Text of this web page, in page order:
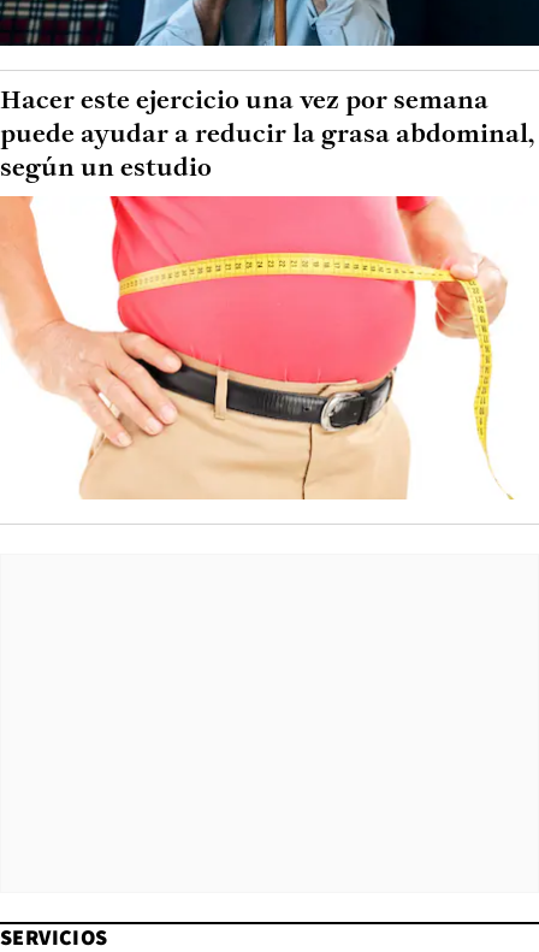
Hacer este ejercicio una vez por semana
puede ayudar a reducir la grasa abdominal,
según un estudio
SERVICIOS